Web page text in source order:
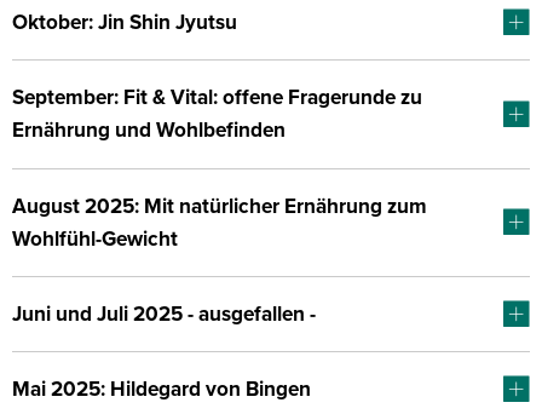
Oktober: Jin Shin Jyutsu
September: Fit & Vital: offene Fragerunde zu
Ernährung und Wohlbefinden
August 2025: Mit natürlicher Ernährung zum
Wohlfühl-Gewicht
Juni und Juli 2025 - ausgefallen -
Mai 2025: Hildegard von Bingen